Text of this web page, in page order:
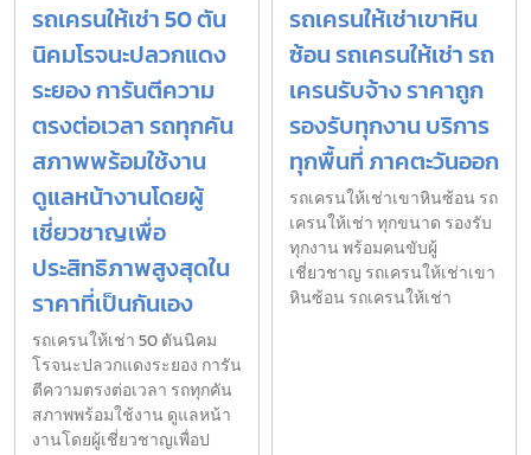
รถเครนให้เช่า 50 ตัน
นิคมโรจนะปลวกแดง
ระยอง การันตีความ
ตรงต่อเวลา รถทุกคัน
สภาพพร้อมใช้งาน
ดูแลหน้างานโดยผู้
เชี่ยวชาญเพื่อ
ประสิทธิภาพสูงสุดใน
ราคาที่เป็นกันเอง
รถเครนให้เช่า 50 ตันนิคม
โรจนะปลวกแดงระยอง การัน
ตีความตรงต่อเวลา รถทุกคัน
สภาพพร้อมใช้งาน ดูแลหน้า
งานโดยผู้เชี่ยวชาญเพื่อป
รถเครนให้เช่าเขาหิน
ซ้อน รถเครนให้เช่า รถ
เครนรับจ้าง ราคาถูก
รองรับทุกงาน บริการ
ทุกพื้นที่ ภาคตะวันออก
รถเครนให้เช่าเขาหินซ้อน รถ
เครนให้เช่า ทุกขนาด รองรับ
ทุกงาน พร้อมคนขับผู้
เชี่ยวชาญ รถเครนให้เช่าเขา
หินซ้อน รถเครนให้เช่า